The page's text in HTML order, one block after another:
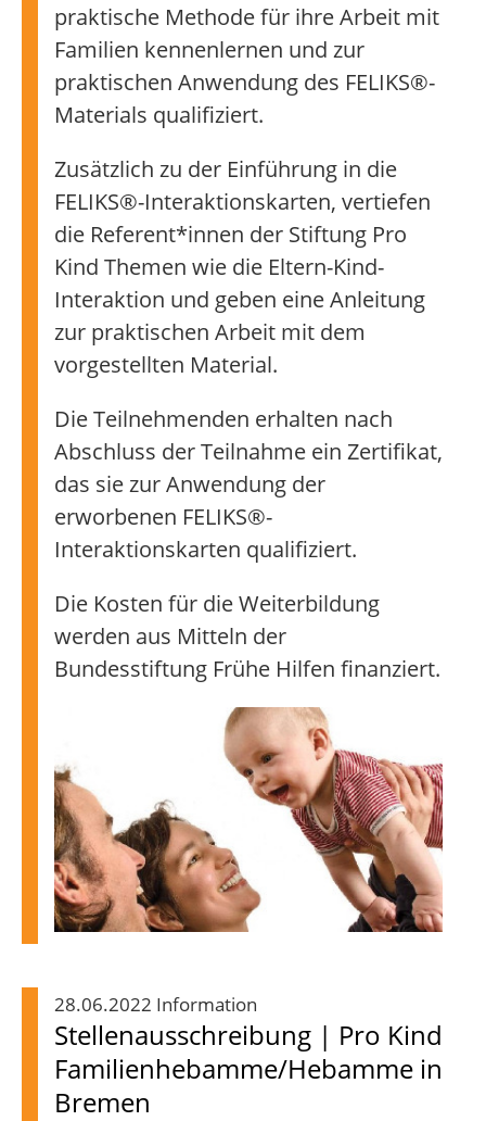
praktische Methode für ihre Arbeit mit
Familien kennenlernen und zur
praktischen Anwendung des FELIKS®-
Materials qualifiziert.
Zusätzlich zu der Einführung in die
FELIKS®-Interaktionskarten, vertiefen
die Referent*innen der Stiftung Pro
Kind Themen wie die Eltern-Kind-
Interaktion und geben eine Anleitung
zur praktischen Arbeit mit dem
vorgestellten Material.
Die Teilnehmenden erhalten nach
Abschluss der Teilnahme ein Zertifikat,
das sie zur Anwendung der
erworbenen FELIKS®-
Interaktionskarten qualifiziert.
Die Kosten für die Weiterbildung
werden aus Mitteln der
Bundesstiftung Frühe Hilfen finanziert.
28.06.2022 Information
Stellenausschreibung | Pro Kind
Familienhebamme/Hebamme in
Bremen